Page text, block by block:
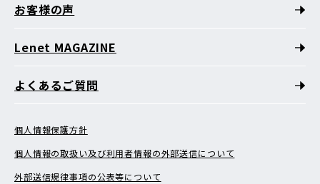
お客様の声
Lenet MAGAZINE
よくあるご質問
個人情報保護方針
個人情報の取扱い及び利用者情報の外部送信について
外部送信規律事項の公表等について